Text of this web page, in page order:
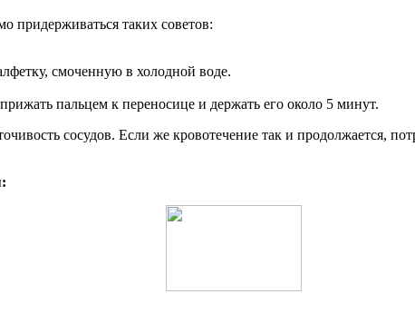
придерживаться таких советов:
смоченную в холодной воде.
пальцем к переносице и держать его около 5 минут.
сосудов. Если же кровотечение так и продолжается,